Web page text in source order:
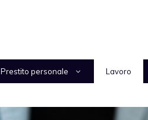
Prestito personale Lavoro